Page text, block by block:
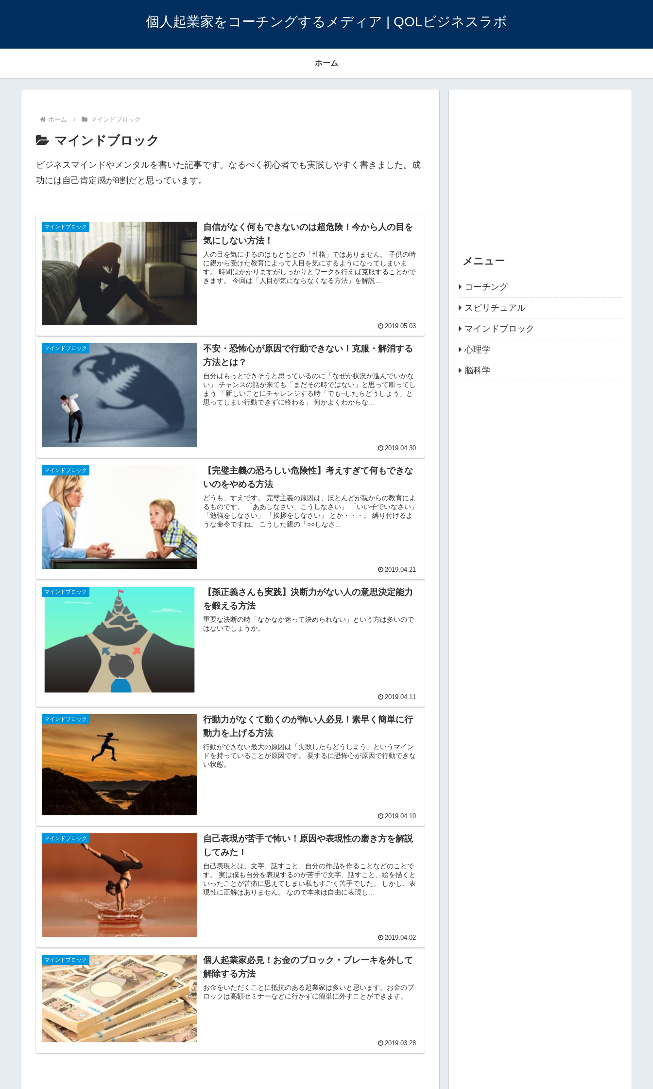
個人起業家をコーチングするメディア | QOLビジネスラボ
ホーム
ホーム マインドブロック
マインドブロック
ビジネスマインドやメンタルを書いた記事です。なるべく初心者でも実践しやすく書きました。成
功には自己肯定感が8割だと思っています。
マインドブロック
自信がなく何もできないのは超危険！今から人の目を
気にしない方法！
人の目を気にするのはもともとの「性格」ではありません。 子供の時
に親から受けた教育によって人目を気にするようになってしまいま
す。 時間はかかりますがしっかりとワークを行えば克服することがで
きます。 今回は「人目が気にならなくなる方法」を解説...
2019.05.03
マインドブロック
不安・恐怖心が原因で行動できない！克服・解消する
方法とは？
自分はもっとできそうと思っているのに「なぜか状況が進んでいかな
い」 チャンスの話が来ても「まだその時ではない」と思って断ってし
まう 「新しいことにチャレンジする時「でも~したらどうしよう」と
思ってしまい行動できずに終わる」 何かよくわからな...
2019.04.30
マインドブロック
【完璧主義の恐ろしい危険性】考えすぎて何もできな
いのをやめる方法
どうも、すえです。 完璧主義の原因は、ほとんどが親からの教育によ
るものです。 「ああしなさい、こうしなさい」 「いい子でいなさい」
「勉強をしなさい」 「挨拶をしなさい」 とか・・・。 縛り付けるよ
うな命令ですね。 こうした親の「○○しなさ...
2019.04.21
マインドブロック
【孫正義さんも実践】決断力がない人の意思決定能力
を鍛える方法
重要な決断の時「なかなか迷って決められない」という方は多いので
はないでしょうか。
2019.04.11
マインドブロック
行動力がなくて動くのが怖い人必見！素早く簡単に行
動力を上げる方法
行動ができない最大の原因は「失敗したらどうしよう」というマイン
ドを持っていることが原因です。 要するに恐怖心が原因で行動できな
い状態。
2019.04.10
マインドブロック
自己表現が苦手で怖い！原因や表現性の磨き方を解説
してみた！
自己表現とは、文字、話すこと、自分の作品を作ることなどのことで
す。 実は僕も自分を表現するのが苦手で文字、話すこと、絵を描くと
いったことが苦痛に思えてしまい私もすごく苦手でした。 しかし、表
現性に正解はありません。 なので本来は自由に表現し...
2019.04.02
マインドブロック
個人起業家必見！お金のブロック・ブレーキを外して
解除する方法
お金をいただくことに抵抗のある起業家は多いと思います。お金のブ
ロックは高額セミナーなどに行かずに簡単に外すことができます。
2019.03.28
メニュー
コーチング
スピリチュアル
マインドブロック
心理学
脳科学